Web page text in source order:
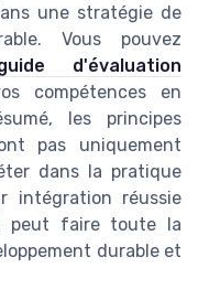
une stratégie de
Vous pouvez
d'évaluation
compétences en
les principes
pas uniquement
dans la pratique
intégration réussie
peut faire toute la
durable et